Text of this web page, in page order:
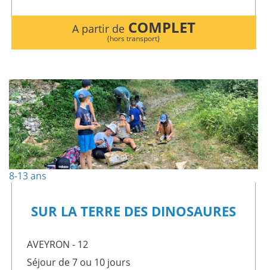
A partir de COMPLET
(hors transport)
8-13 ans
SUR LA TERRE DES DINOSAURES
AVEYRON - 12
Séjour de 7 ou 10 jours